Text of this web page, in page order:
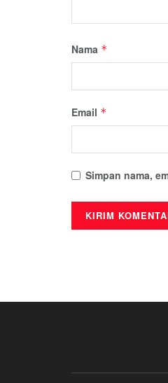
Nama *
Email *
Simpan nama,